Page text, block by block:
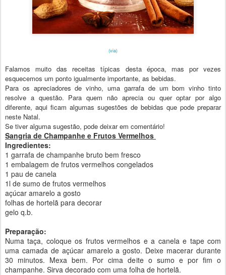
(via)
Falamos muito das receitas típicas desta época, mas por vezes
esquecemos um ponto igualmente importante, as bebidas.
Para os apreciadores de vinho,uma garrafa de um bom vinho tinto
resolve a questão. Para quem não aprecia ou quer optarpor algo
diferente, aqui ficam algumas sugestões de bebidas que pode preparar
neste Natal.
Se tiveralguma sugestão, pode deixar em comentário!
Sangria de Champanhe e Frutos Vermelhos
Ingredientes:
1 garrafa de champanhe bruto bem fresco
1 embalagem de frutos vermelhos congelados
1 pau de canela
1l de sumo de frutos vermelhos
açúcar amarelo a gosto
folhas de hortelã para decorar
gelo q.b.
Preparação:
Numa taça, coloque os frutos vermelhos e a canela e tape com
uma camada de açúcar amarelo a gosto. Deixe macerar durante
30 minutos. Mexa bem. Por cima deite o sumo e por fim o
champanhe. Sirva decorado com uma folha de hortelã.